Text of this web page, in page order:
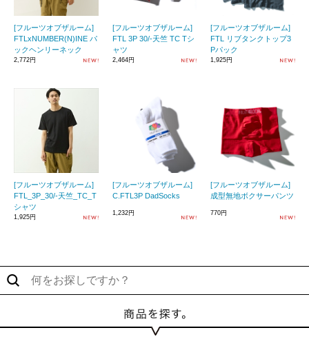
[フルーツオブザルーム]
FTLxNUMBER(N)INE パ
ックヘンリーネック
2,772円
[フルーツオブザルーム]
FTL 3P 30/-天竺 TC Tシ
ャツ
2,464円
[フルーツオブザルーム]
FTL リブタンクトップ3
Pパック
1,925円
[フルーツオブザルーム]
FTL_3P_30/-天竺_TC_T
シャツ
1,925円
[フルーツオブザルーム]
C.FTL3P DadSocks
1,232円
[フルーツオブザルーム]
成型無地ボクサーパンツ
770円